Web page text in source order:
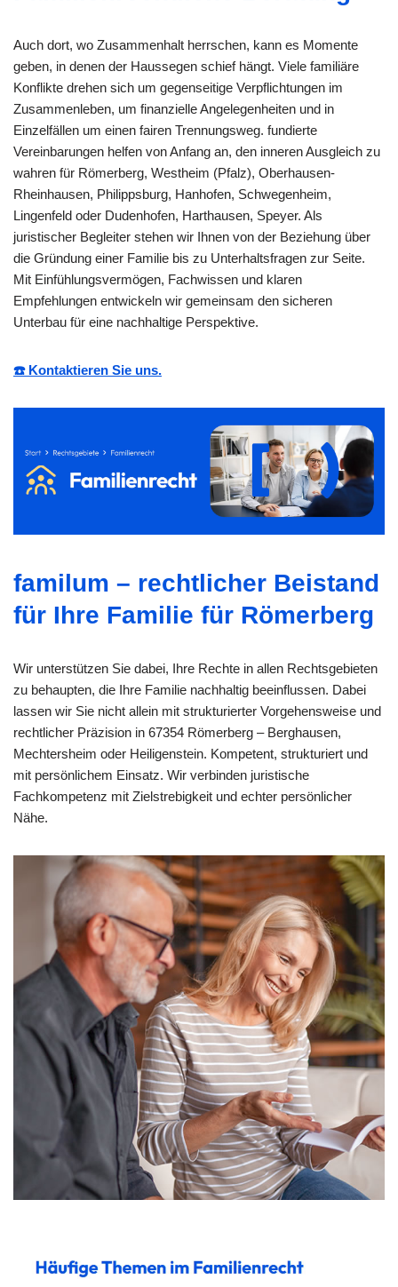
Auch dort, wo Zusammenhalt herrschen, kann es Momente
geben, in denen der Haussegen schief hängt. Viele familiäre
Konflikte drehen sich um gegenseitige Verpflichtungen im
Zusammenleben, um finanzielle Angelegenheiten und in
Einzelfällen um einen fairen Trennungsweg. fundierte
Vereinbarungen helfen von Anfang an, den inneren Ausgleich zu
wahren für Römerberg, Westheim (Pfalz), Oberhausen-
Rheinhausen, Philippsburg, Hanhofen, Schwegenheim,
Lingenfeld oder Dudenhofen, Harthausen, Speyer. Als
juristischer Begleiter stehen wir Ihnen von der Beziehung über
die Gründung einer Familie bis zu Unterhaltsfragen zur Seite.
Mit Einfühlungsvermögen, Fachwissen und klaren
Empfehlungen entwickeln wir gemeinsam den sicheren
Unterbau für eine nachhaltige Perspektive.
☎️ Kontaktieren Sie uns.
familum – rechtlicher Beistand
für Ihre Familie für Römerberg
Wir unterstützen Sie dabei, Ihre Rechte in allen Rechtsgebieten
zu behaupten, die Ihre Familie nachhaltig beeinflussen. Dabei
lassen wir Sie nicht allein mit strukturierter Vorgehensweise und
rechtlicher Präzision in 67354 Römerberg – Berghausen,
Mechtersheim oder Heiligenstein. Kompetent, strukturiert und
mit persönlichem Einsatz. Wir verbinden juristische
Fachkompetenz mit Zielstrebigkeit und echter persönlicher
Nähe.